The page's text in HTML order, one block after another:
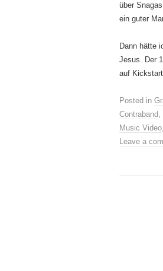
über
ein guter
Dann hätte
Jesus. Der
auf
Posted in
Contraband,
Music Video,
Leave a